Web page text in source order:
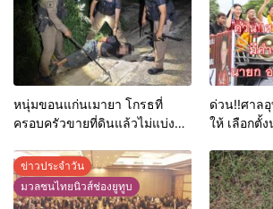
ยุติธรรม
หนุ่มขอนแก่นเมายา โกรธที่
ครอบครัวขายที่ดินแล้วไม่แบ่ง
ทำงาน ผกก.ฯ 2 นัด ตำรวจคุมตัว
ได้ทันควัน
ด่วน!!ศาล
ให้ เลือกตั้
ข่าวประจำวัน
มวลชนไทยนิวส์ช่องยูทูบ